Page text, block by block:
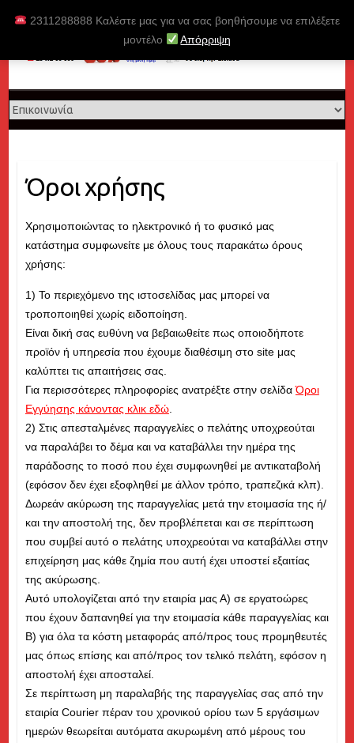
2311288888 Καλέστε μας για να σας βοηθήσουμε να επιλέξετε
μοντέλο
Απόρριψη
Skip
Όροι χρήσης
Χρησιμοποιώντας το ηλεκτρονικό ή το φυσικό μας
κατάστημα συμφωνείτε με όλους τους παρακάτω όρους
χρήσης:
1) Το περιεχόμενο της ιστοσελίδας μας μπορεί να
τροποποιηθεί χωρίς ειδοποίηση.
Είναι δική σας ευθύνη να βεβαιωθείτε πως οποιοδήποτε
προϊόν ή υπηρεσία που έχουμε διαθέσιμη στο site μας
καλύπτει τις απαιτήσεις σας.
Για περισσότερες πληροφορίες ανατρέξτε στην σελίδαΌροι
Εγγύησης κάνοντας κλικ εδώ.
2) Στις απεσταλμένες παραγγελίες ο πελάτης υποχρεούται
να παραλάβει το δέμα και να καταβάλλει την ημέρα της
παράδοσης το ποσό που έχει συμφωνηθεί με αντικαταβολή
(εφόσον δεν έχει εξοφληθεί με άλλον τρόπο, τραπεζικά κλπ).
Δωρεάν ακύρωση της παραγγελίας μετά την ετοιμασία της ή/
και την αποστολή της, δεν προβλέπεται και σε περίπτωση
που συμβεί αυτό ο πελάτης υποχρεούται να καταβάλλει στην
επιχείρηση μας κάθε ζημία που αυτή έχει υποστεί εξαιτίας
της ακύρωσης.
Αυτό υπολογίζεται από την εταιρία μας Α) σε εργατοώρες
που έχουν δαπανηθεί για την ετοιμασία κάθε παραγγελίας και
Β) για όλα τα κόστη μεταφοράς από/προς τους προμηθευτές
μας όπως επίσης και από/προς τον τελικό πελάτη, εφόσον η
αποστολή έχει αποσταλεί.
Σε περίπτωση μη παραλαβής της παραγγελίας σας από την
εταιρία Courier πέραν του χρονικού ορίου των 5 εργάσιμων
ημερών θεωρείται αυτόματα ακυρωμένη από μέρους του